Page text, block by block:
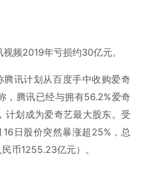
频2019年亏损约30亿元。
讯计划从百度手中收购爱奇
，腾讯已经与拥有56.2%爱奇
计划成为爱奇艺最大股东。受
日股价突然暴涨超25%，总
币1255.23亿元）。